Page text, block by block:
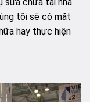
tôi sẽ có mặt
hay thực hiện